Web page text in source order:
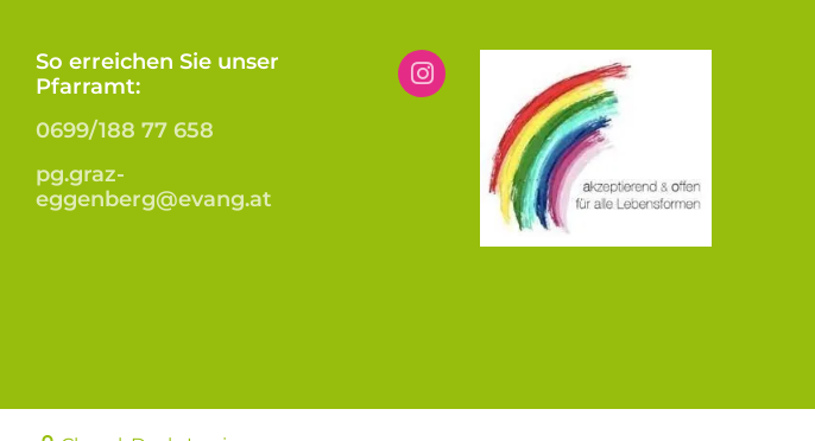
So erreichen Sie unser
Pfarramt:
0699/188 77 658
pg.graz-
eggenberg@evang.at